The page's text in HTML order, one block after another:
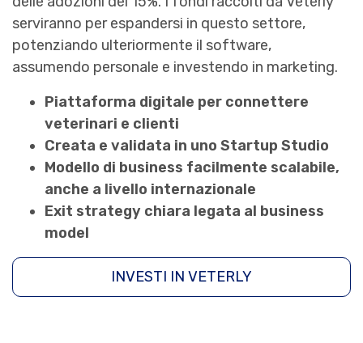
serviranno per espandersi in questo settore,
potenziando ulteriormente il software,
assumendo personale e investendo in marketing.
Piattaforma digitale per connettere
veterinari e clienti
Creata e validata in uno Startup Studio
Modello di business facilmente scalabile,
anche a livello internazionale
Exit strategy chiara legata al business
model
INVESTI IN VETERLY